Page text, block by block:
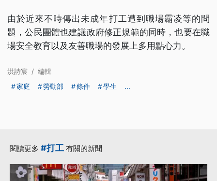
由於近來不時傳出未成年打工遭到職場霸凌等的問
題，公民團體也建議政府修正規範的同時，也要在職
場安全教育以及友善職場的發展上多用點心力。
洪詩宸 / 編輯
家庭
勞動部 條件 學生 ...
閱讀更多 #打工 有關的新聞